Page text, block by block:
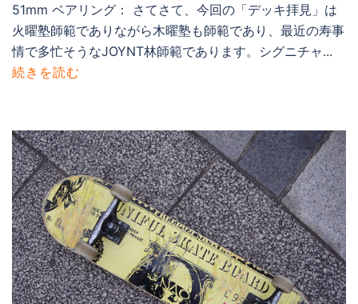
51mm ベアリング： さてさて、今回の「デッキ拝見」は
火曜塾師範でありながら木曜塾も師範であり、最近の寿事
情で多忙そうなJOYNT林師範であります。シグニチャ...
続きを読む